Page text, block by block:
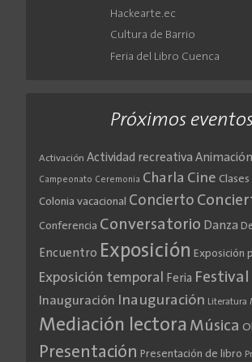
Hackearte.ec
Cultura de Barrio
Feria del Libro Cuenca
Próximos
Activación Actividad recreativa
Campeonato Ceremonia Charla Cine Clases
Colonia vacacional Concierto
Conferencia Conversatorio Danza
Encuentro Exposición Exposición
Exposición temporal Feria Festival
Inauguración Inauguración Literatura
Mediación lectora Música
Presentación Presentación de libro